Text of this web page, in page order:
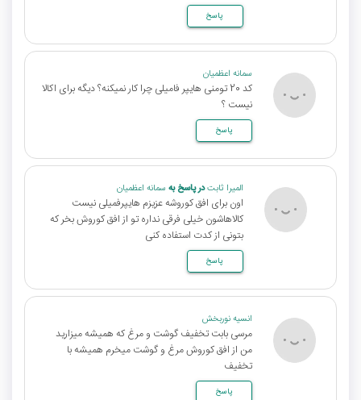
پاسخ
سمانه اعظمیان
کد 20 تومنی هایپر فامیلی چرا کار نمیکنه؟ دیگه برای اکالا
نیست ؟
پاسخ
المیرا ثابتدر پاسخ به سمانه اعظمیان
اون برای افق کوروشه عزیزم هایپرفمیلی نیست
کالاهاشون خیلی فرقی نداره تو از افق کوروش بخر که
بتونی از کدت استفاده کنی
پاسخ
انسیه نوربخش
مرسی بابت تخفیف گوشت و مرغ که همیشه میزارید
من از افق کوروش مرغ و گوشت میخرم همیشه با
تخفیف
پاسخ